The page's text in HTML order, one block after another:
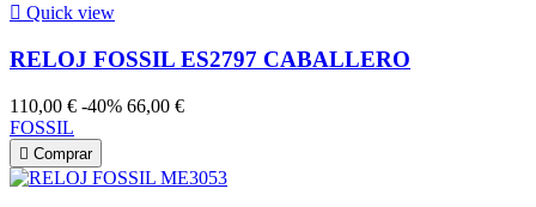
 Quick view
RELOJ FOSSIL ES2797 CABALLERO
110,00 € -40% 66,00 €
FOSSIL
 Comprar